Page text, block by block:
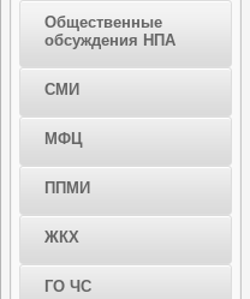
Общественные
обсуждения НПА
СМИ
МФЦ
ППМИ
ЖКХ
ГО ЧС